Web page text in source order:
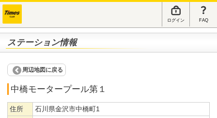
ログイン FAQ
ステーション情報
周辺地図に戻る
中橋モータープール第１
住所 石川県金沢市中橋町1